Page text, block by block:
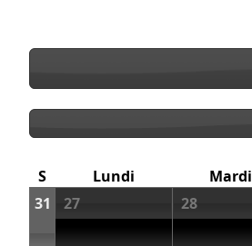
S
Lundi Mardi
31
27 28